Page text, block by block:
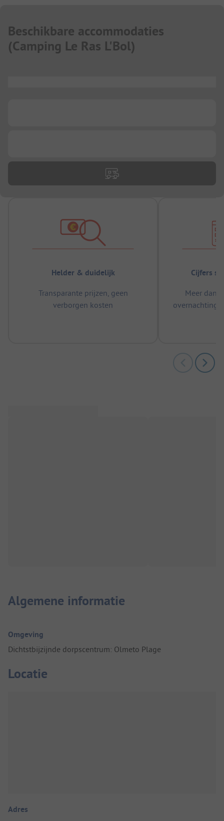
Beschikbare accommodaties
(Camping Le Ras L'Bol)
Helder & duidelijk
Transparante prijzen, geen
verborgen kosten
Cijfers
Meer dan
Algemene informatie
Omgeving
Dichtstbijzijnde dorpscentrum: Olmeto Plage
Locatie
Adres